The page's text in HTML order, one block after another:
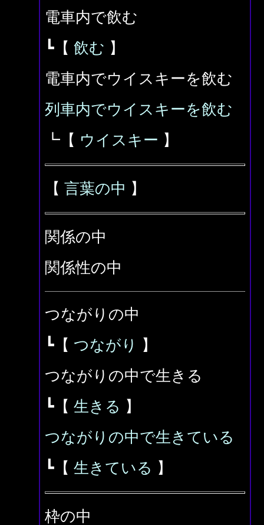
電車内で飲む
┗【 飲む 】
電車内でウイスキーを飲む
列車内でウイスキーを飲む
┗【 ウイスキー 】
【 言葉の中 】
関係の中
関係性の中
つながりの中
┗【 つながり
】
つながりの中で生きる
┗【 生きる 】
つながりの中で生きている
┗【 生きている 】
枠の中